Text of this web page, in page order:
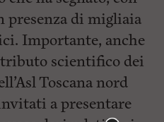
presenza di migliaia
Importante, anche
scientifico dei
Toscana nord
a presentare